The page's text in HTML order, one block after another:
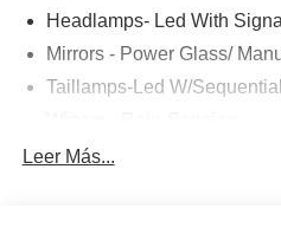
Headlamps- Led With
Mirrors - Power Glass/
Taillamps-Led W/
Leer Más...